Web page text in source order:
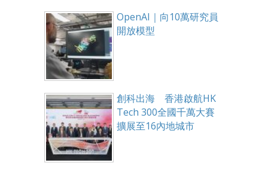
OpenAI｜向10萬研究員
開放模型
創科出海 香港啟航HK
Tech 300全國千萬大賽
擴展至16內地城市